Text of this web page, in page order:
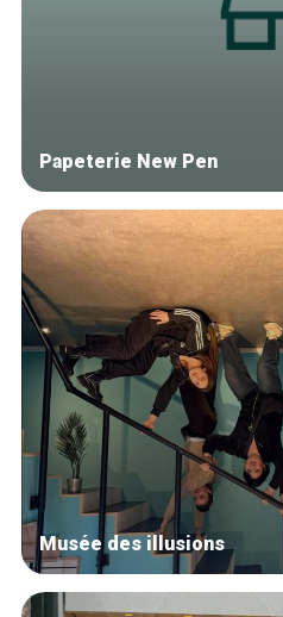
Papeterie New Pen
Musée des illusions